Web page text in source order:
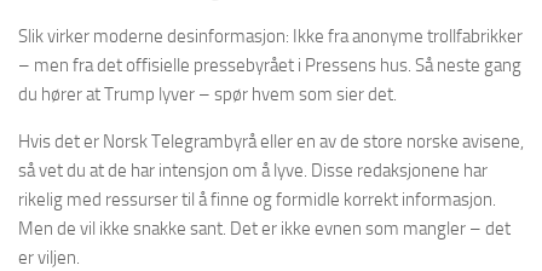
Slik virker moderne desinformasjon: Ikke fra anonyme trollfabrikker
– men fra det offisielle pressebyrået i Pressens hus. Så neste gang
du hører at Trump lyver – spør hvem som sier det.
Hvis det er Norsk Telegrambyrå eller en av de store norske avisene,
så vet du at de har intensjon om å lyve. Disse redaksjonene har
rikelig med ressurser til å finne og formidle korrekt informasjon.
Men de vil ikke snakke sant. Det er ikke evnen som mangler – det
er viljen.